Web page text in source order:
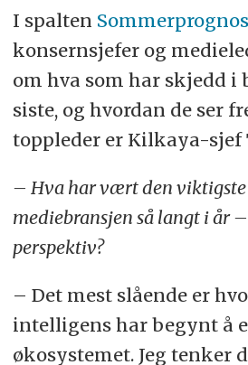
I spalten
konsernsjefer og
om hva som har skjedd i
siste, og hvordan de ser
toppleder er Kilkaya-
– Hva har vært den
mediebransjen så langt i år
perspektiv?
– Det mest slående er
intelligens har begynt å
økosystemet. Jeg tenker